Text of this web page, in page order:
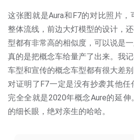
这张图就是Aura和F7的对比照片
整体流线，前边大灯模型的设计，
型都有非常高的相似度，可以说是
真的是把概念车给量产了出来。我
车型和宣传的概念车型都有很大差
对证明了F7一定是没有抄袭其他
完全全就是2020年概念Aure的延
的细长眼，绝对亲生的哈哈。